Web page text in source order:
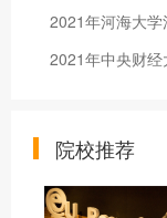
院校推荐